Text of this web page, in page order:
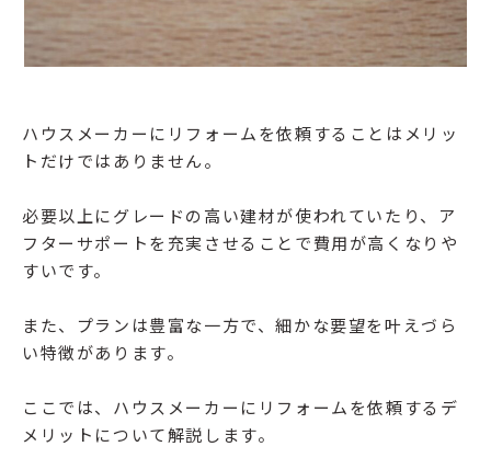
ハウスメーカーにリフォームを依頼することはメリッ
トだけではありません。
必要以上にグレードの高い建材が使われていたり、ア
フターサポートを充実させることで費用が高くなりや
すいです。
また、プランは豊富な一方で、細かな要望を叶えづら
い特徴があります。
ここでは、ハウスメーカーにリフォームを依頼するデ
メリットについて解説します。